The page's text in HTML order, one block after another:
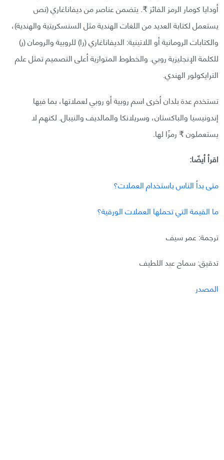
أودايا كومار الرمز الفائز ₹. يتضمن عناصر من ديفاناغاري (نص
يستعمل لكتابة العديد من اللغات الهندية مثل السنسكريتية والهندية)،
والكتابات الرومانية أو اللاتينية: الديفاناغاري (را) للروبية والرومان (ر)
للكلمة الإنجليزية روبي. والخطوط المتوازية أعلى التصميم تمثل علم
الترايكولور الهندي.
تستخدم عدة بلدان أخرى اسم روبية أو روبي لعملاتها، بما فيها
إندونيسيا والباكستان، وسريلانكا والمالديف والنيبال. لكنهم لا
يستعملون ₹ رمزًا لها.
اقرأ أيضًا:
متى بدأ الناس باستخدام العملات؟
ما القيمة التي تحملها العملات الورقية؟
ترجمة: عمر سيف
تدقيق: سماح عبد اللطيف
المصدر